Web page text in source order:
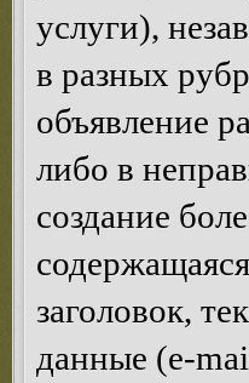
услуги),
в разных
объявление
либо в
создание
заголовок,
данные (e-